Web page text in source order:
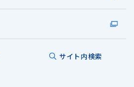
サイト内検索